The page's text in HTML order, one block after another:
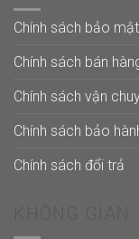
Chính sách bảo mật
Chính sách bán
Chính sách vận
Chính sách bảo
Chính sách đổi trả